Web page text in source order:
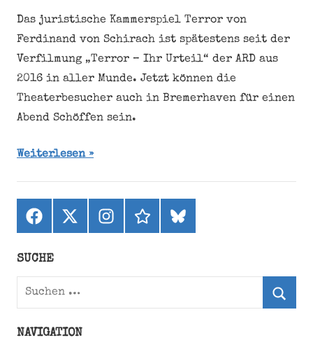
Das juristische Kammerspiel Terror von
Ferdinand von Schirach ist spätestens seit der
Verfilmung „Terror – Ihr Urteil“ der ARD aus
2016 in aller Munde. Jetzt können die
Theaterbesucher auch in Bremerhaven für einen
Abend Schöffen sein.
Weiterlesen
Facebook
X
(ehemals
Instagramthreadsbluesky
SUCHE
Suchen
NAVIGATION